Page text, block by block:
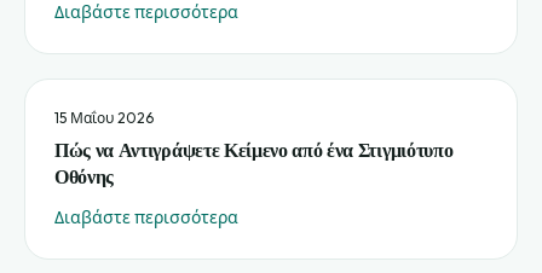
Διαβάστε περισσότερα
15 Μαΐου 2026
Πώς να Αντιγράψετε Κείμενο από ένα Στιγμιότυπο
Οθόνης
Διαβάστε περισσότερα